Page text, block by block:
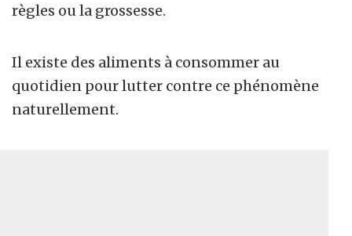
règles ou la grossesse.
Il existe des aliments à consommer au
quotidien pour lutter contre ce phénomène
naturellement.